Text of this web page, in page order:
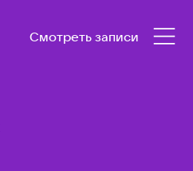
Смотреть записи